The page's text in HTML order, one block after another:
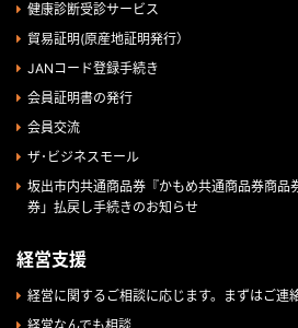
健康診断受診サービス
貿易証明(原産地証明発行）
JANコード登録手続き
会員証明書の発行
会員交流
ザ･ビジネスモール
坂出市内共通商品券『かもめ共通商品券商
券」払戻し手続きのお知らせ
経営支援
経営に関するご相談に応じます。まずはご連